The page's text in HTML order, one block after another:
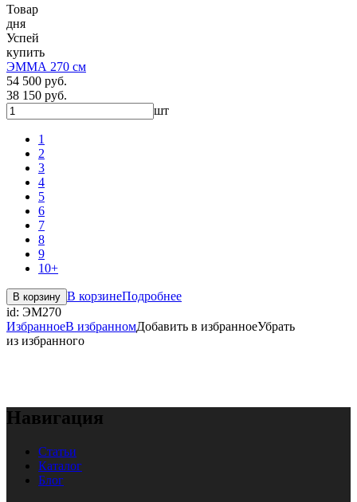
Товар
дня
Успей
купить
ЭММА 270 см
54 500 руб.
38 150 руб.
шт
1
2
3
4
5
6
7
8
9
10+
В корзину В корзинеПодробнее
id: ЭМ270
ИзбранноеВ избранномДобавить в избранноеУбрать
из избранного
Навигация
Статьи
Каталог
Блог